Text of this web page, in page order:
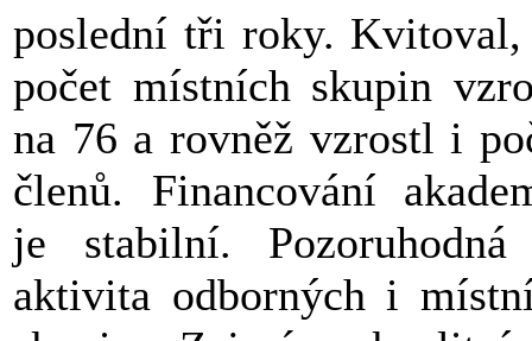
poslední tři roky. Kvitoval,
počet místních skupin
na 76 a rovněž vzrostl i
členů. Financování
je stabilní.
aktivita odborných i